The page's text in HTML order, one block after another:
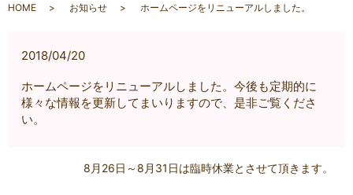
HOME お知らせ ホームページをリニューアルしました。
2018/04/20
ホームページをリニューアルしました。今後も定期的に
様々な情報を更新してまいりますので、是非ご覧くださ
い。
8月26日～8月31日は臨時休業とさせて頂きます。